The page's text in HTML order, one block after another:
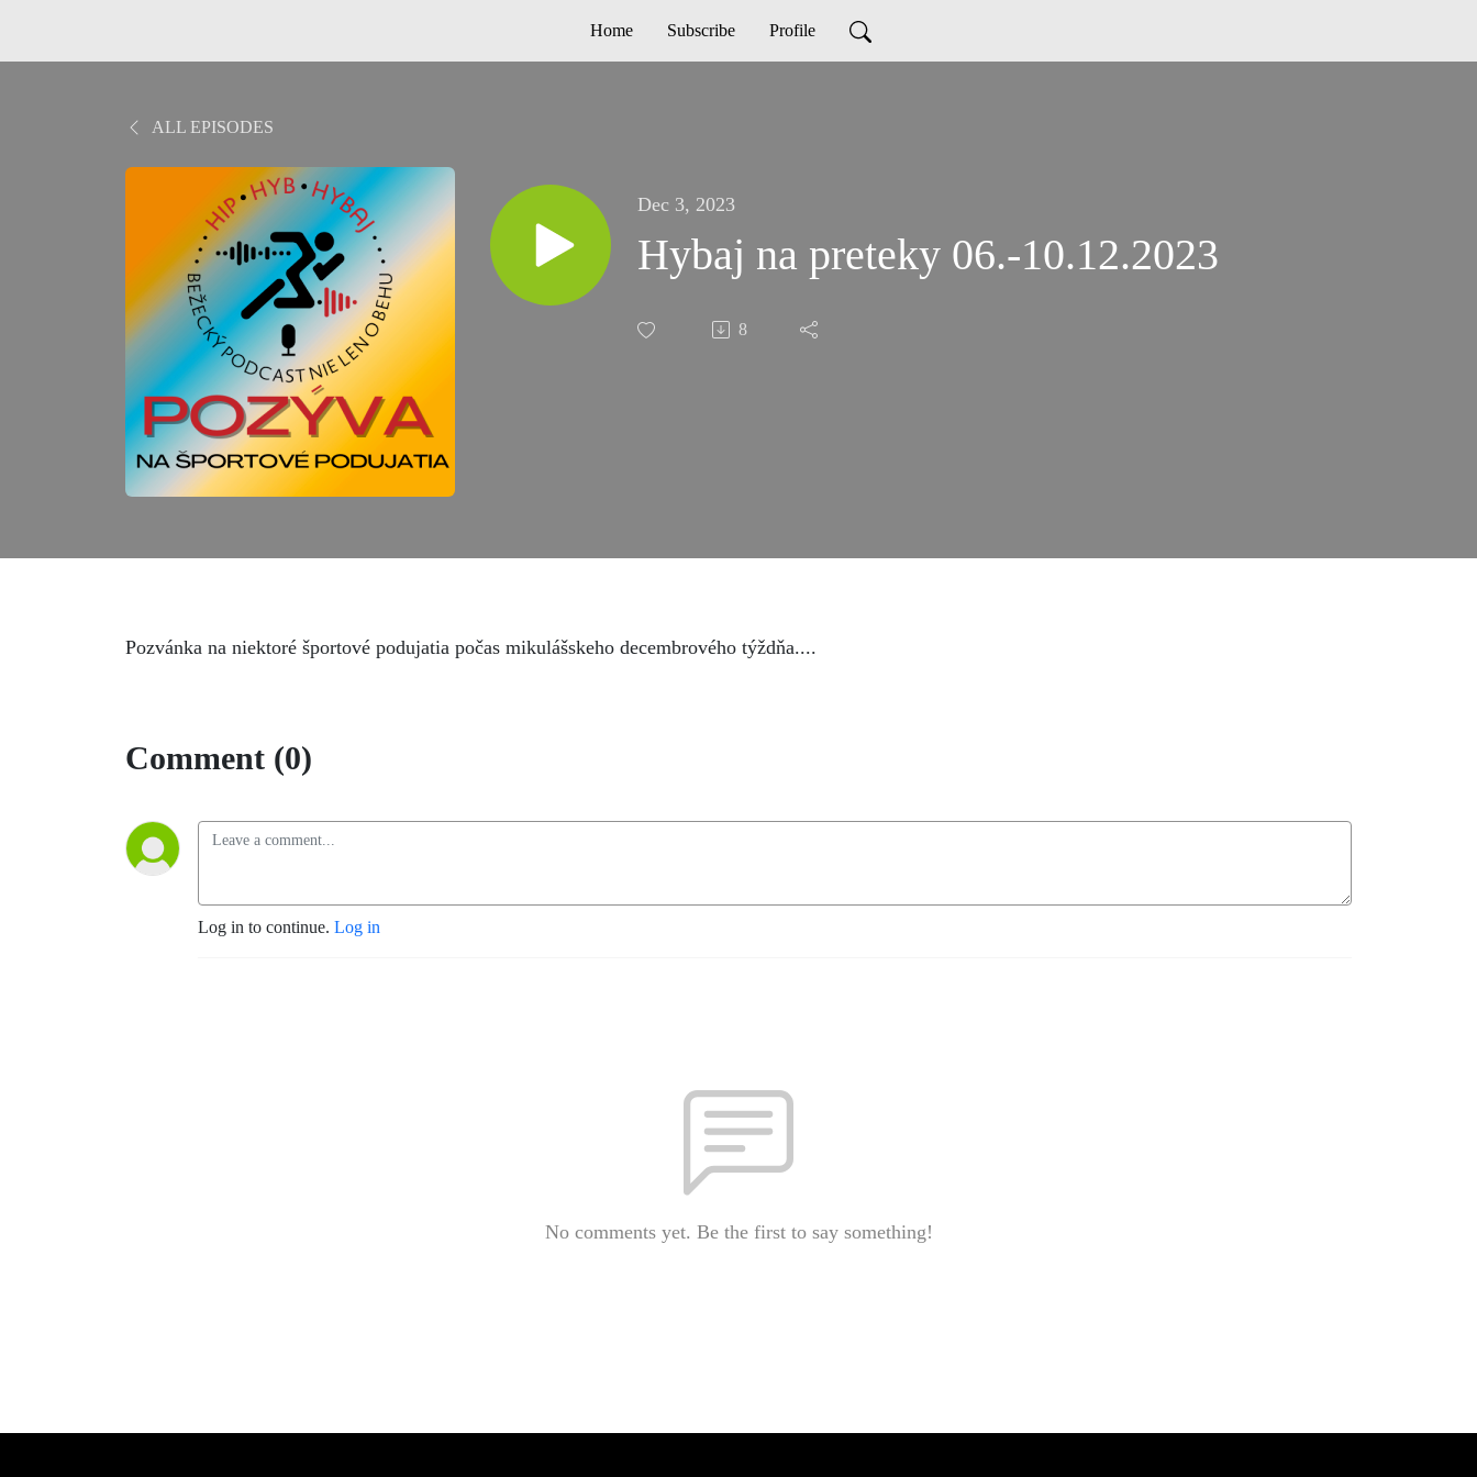
Home Subscribe Profile
ALL EPISODES
Dec 3, 2023
Hybaj na preteky 06.-10.12.2023
8
Pozvánka na niektoré športové podujatia počas mikulášskeho decembrového týždňa....
Comment (0)
Log in to continue. Log in
No comments yet. Be the first to say something!